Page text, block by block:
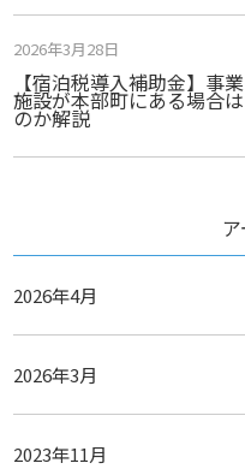
【宿泊税導入補助金】事
施設が本部町にある場合
のか解説
2026年3月28日
2026年4月
2026年3月
2023年11月